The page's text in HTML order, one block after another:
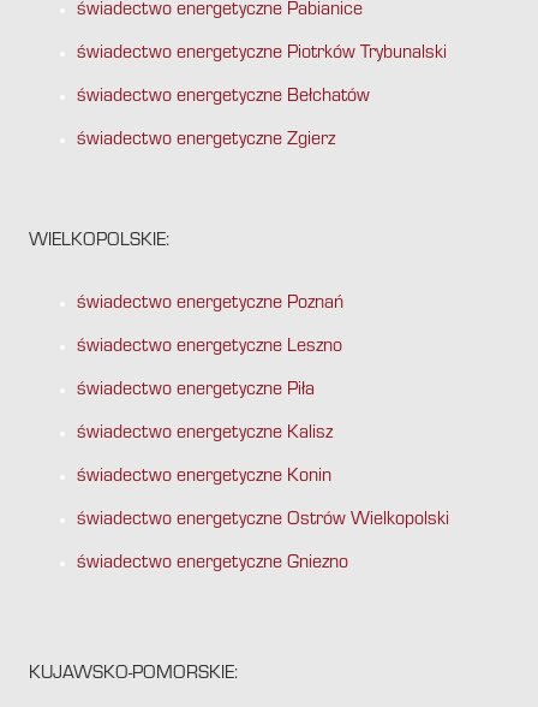
świadectwo energetyczne Pabianice
świadectwo energetyczne Piotrków Trybunalski
świadectwo energetyczne Bełchatów
świadectwo energetyczne Zgierz
WIELKOPOLSKIE:
świadectwo energetyczne Poznań
świadectwo energetyczne Leszno
świadectwo energetyczne Piła
świadectwo energetyczne Kalisz
świadectwo energetyczne Konin
świadectwo energetyczne Ostrów Wielkopolski
świadectwo energetyczne Gniezno
KUJAWSKO-POMORSKIE: